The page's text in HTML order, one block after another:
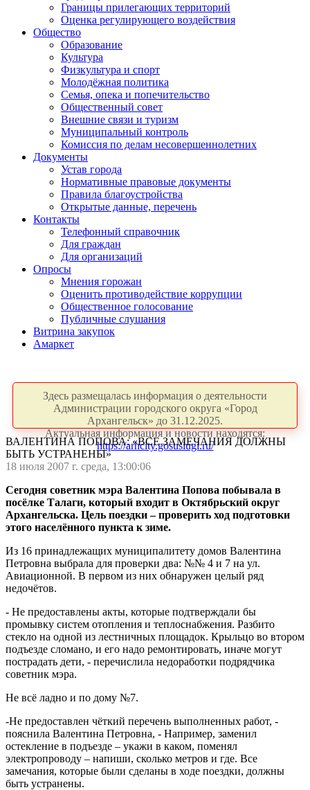
Границы прилегающих территорий
Оценка регулирующего воздействия
Общество
Образование
Культура
Физкультура и спорт
Молодёжная политика
Семья, опека и попечительство
Общественный совет
Внешние связи и туризм
Муниципальный контроль
Комиссия по делам несовершеннолетних
Документы
Устав города
Нормативные правовые документы
Правила благоустройства
Открытые данные, перечень
Контакты
Телефонный справочник
Для граждан
Для организаций
Опросы
Мнения горожан
Оценить противодействие коррупции
Общественное голосование
Публичные слушания
Витрина закупок
Амаркет
Здесь размещалась информация о деятельности
Администрации городского округа «Город
Архангельск» до 31.12.2025.
Актуальная информация и новости находятся:
https://arhcity.gosuslugi.ru/
ВАЛЕНТИНА ПОПОВА: «ВСЕ ЗАМЕЧАНИЯ ДОЛЖНЫ
БЫТЬ УСТРАНЕНЫ»
18 июля 2007 г. среда, 13:00:06
Сегодня советник мэра Валентина Попова побывала в
посёлке Талаги, который входит в Октябрьский округ
Архангельска. Цель поездки – проверить ход подготовки
этого населённого пункта к зиме.
Из 16 принадлежащих муниципалитету домов Валентина
Петровна выбрала для проверки два: №№ 4 и 7 на ул.
Авиационной. В первом из них обнаружен целый ряд
недочётов.
- Не предоставлены акты, которые подтверждали бы
промывку систем отопления и теплоснабжения. Разбито
стекло на одной из лестничных площадок. Крыльцо во втором
подъезде сломано, и его надо ремонтировать, иначе могут
пострадать дети, - перечислила недоработки подрядчика
советник мэра.
Не всё ладно и по дому №7.
-Не предоставлен чёткий перечень выполненных работ, -
пояснила Валентина Петровна, - Например, заменил
остекление в подъезде – укажи в каком, поменял
электропроводу – напиши, сколько метров и где. Все
замечания, которые были сделаны в ходе поездки, должны
быть устранены.